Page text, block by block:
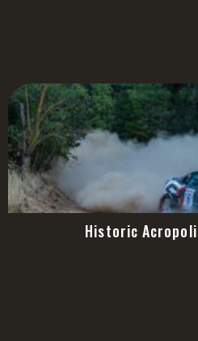
Historic